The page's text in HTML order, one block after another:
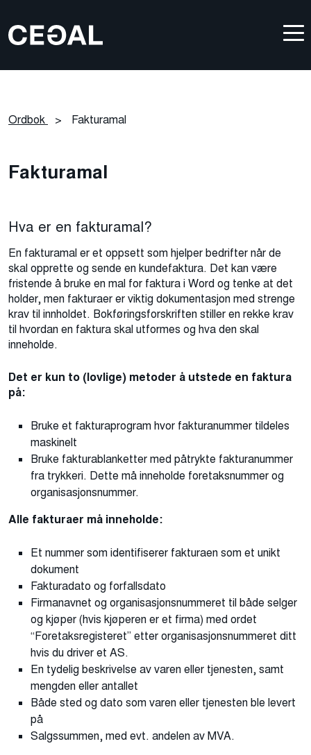
Ordbok > Fakturamal
Fakturamal
Hva er en fakturamal?
En fakturamal er et oppsett som hjelper bedrifter når de
skal opprette og sende en kundefaktura. Det kan være
fristende å bruke en mal for faktura i Word og tenke at det
holder, men fakturaer er viktig dokumentasjon med strenge
krav til innholdet. Bokføringsforskriften stiller en rekke krav
til hvordan en faktura skal utformes og hva den skal
inneholde.
Det er kun to (lovlige) metoder å utstede en faktura
på:
Bruke et fakturaprogram hvor fakturanummer tildeles
maskinelt
Bruke fakturablanketter med påtrykte fakturanummer
fra trykkeri. Dette må inneholde foretaksnummer og
organisasjonsnummer.
Alle fakturaer må inneholde:
Et nummer som identifiserer fakturaen som et unikt
dokument
Fakturadato og forfallsdato
Firmanavnet og organisasjonsnummeret til både selger
og kjøper (hvis kjøperen er et firma) med ordet
“Foretaksregisteret” etter organisasjonsnummeret ditt
hvis du driver et AS.
En tydelig beskrivelse av varen eller tjenesten, samt
mengden eller antallet
Både sted og dato som varen eller tjenesten ble levert
på
Salgssummen, med evt. andelen av MVA.